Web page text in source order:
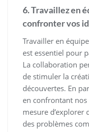
6. Travaillez en
confronter vos
Travailler en
est essentiel pour
La collaboration
de stimuler la
découvertes. En
en confrontant
mesure d’explorer
des problèmes